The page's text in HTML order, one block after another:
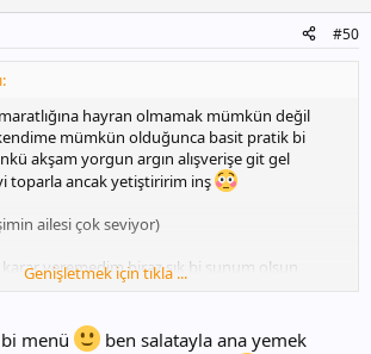
#50
hayran olmamak mümkün değil
mümkün olduğunca basit pratik bi
akşam yorgun argın alışverişe git gel
toparla ancak yetiştiririm inş
ailesi çok seviyor)
veremedim biraz şık bi sunum olsun
allah'tan)
Genişletmek için tıkla ...
menü
ben salatayla ana yemek